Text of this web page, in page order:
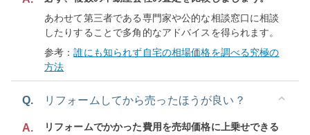
あわせて第三者である専門家や公的な相談窓口に相談
したりすることで多角的なアドバイスを得られます。
参考：誰にも知られず自宅の相場価格を調べる究極の
方法
Q. リフォームしてから売ったほうが良い？
A.
リフォームでかかった費用を売却価格に上乗せできる